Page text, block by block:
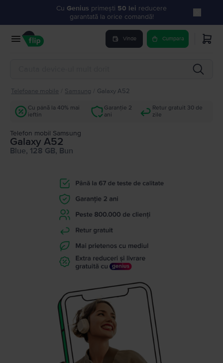
Cu Genius primești 50 lei reducere
garantată la orice comandă!
Vinde Cumpara
Telefoane mobile Samsung Galaxy A52
Cu până la 40% mai
ieftin
Garanție 2
ani
Retur gratuit 30 de
zile
Telefon mobil Samsung
Galaxy A52
Blue, 128 GB, Bun